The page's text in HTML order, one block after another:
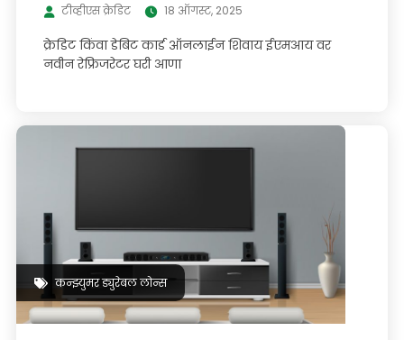
टीव्हीएस क्रेडिट 18 ऑगस्ट, 2025
क्रेडिट किंवा डेबिट कार्ड ऑनलाईन शिवाय ईएमआय वर
नवीन रेफ्रिजरेटर घरी आणा
कन्झ्युमर ड्युरेबल लोन्स